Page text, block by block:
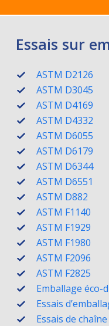
Essais sur
ASTM D2126
ASTM D3045
ASTM D4169
ASTM D4332
ASTM D6055
ASTM D6179
ASTM D6344
ASTM D6551
ASTM D882
ASTM F1140
ASTM F1929
ASTM F1980
ASTM F2096
ASTM F2825
Emballage éco-
Essais
Essais de